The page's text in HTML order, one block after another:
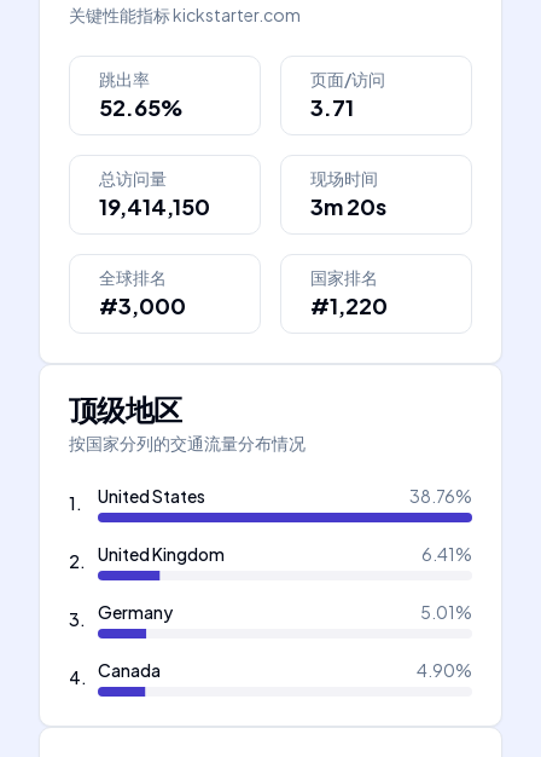
关键性能指标kickstarter.com
跳出率
52.65%
页面/访问
3.71
总访问量
19,414,150
现场时间
3m 20s
全球排名
#3,000
国家排名
#1,220
顶级地区
按国家分列的交通流量分布情况
1. United States 38.76%
2. United Kingdom 6.41%
3. Germany 5.01%
4. Canada 4.90%